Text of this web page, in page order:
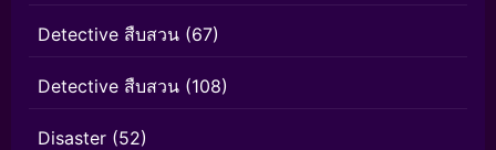
Detective สืบสวน (67)
Detective สืบสวน (108)
Disaster (52)